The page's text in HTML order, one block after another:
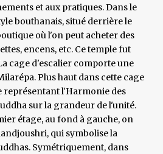
et aux pratiques. Dans le
bouthanais, situé derrière le
où l'on peut acheter des
encens, etc. Ce temple fut
cage d'escalier comporte une
Plus haut dans cette cage
représentant l'Harmonie des
sur la grandeur de l'unité.
étage, au fond à gauche, on
qui symbolise la
Symétriquement, dans